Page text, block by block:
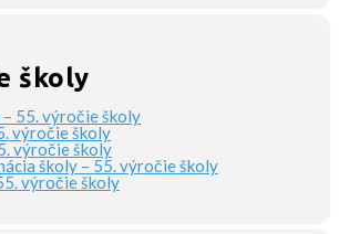
školy
55. výročie školy
výročie školy
výročie školy
školy – 55. výročie školy
výročie školy